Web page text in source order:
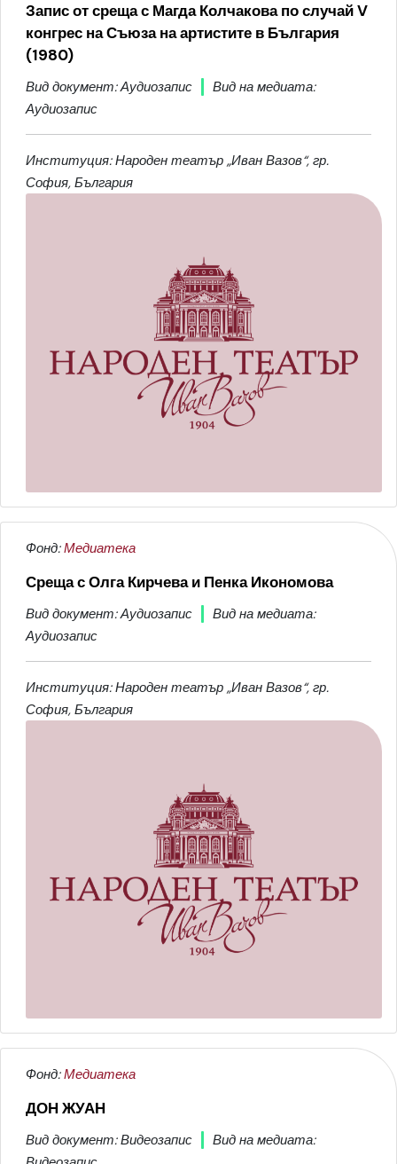
Запис от среща с Магда Колчакова по случай V
конгрес на Съюза на артистите в България
(1980)
Вид документ: Аудиозапис
Вид на медиата:
Аудиозапис
Институция: Народен театър „Иван Вазов“, гр.
София, България
Фонд:Медиатека
Среща с Олга Кирчева и Пенка Икономова
Вид документ: Аудиозапис
Вид на медиата:
Аудиозапис
Институция: Народен театър „Иван Вазов“, гр.
София, България
Фонд:Медиатека
ДОН ЖУАН
Вид документ: Видеозапис
Вид на медиата: